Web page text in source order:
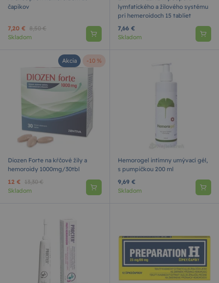
čapíkov
7,20 € 8,50 €
Skladom
lymfatického a žilového systému
pri hemeroidoch 15 tabliet
7,66 €
Skladom
Akcia -10 %
Diozen Forte na kŕčové žily a
hemoroidy 1000mg/30tbl
12 € 13,30 €
Skladom
Hemorogel intímny umývací gél,
s pumpičkou 200 ml
9,69 €
Skladom